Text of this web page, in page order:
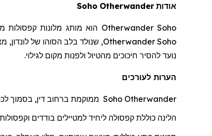
אודות Otherwander
Soho
Otherwander Soho הוא מותג מלונות קפסולות
Otherwander Soho, שנולד בלב הסוהו של לונדון,
נועד להסיר חיכוכים מהטיול ולפנות מקום לגילוי.
הערות לעורכים
Otherwander
Soho ממוקמת ברחוב דין, בסמוך
הלינה כוללת קפסולה ליחיד למטיילים בודדים